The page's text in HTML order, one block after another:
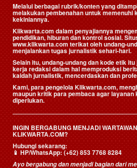
Melalui berbagai rubrik/konten yang
melakukan pembenahan untuk memenuhi
kekiniannya.
Klikwarta.com dalam penyajiannya
pendidikan, hiburan dan kontrol sosial.
www.klikwarta.com terikat oleh undang-
menjalankan tugas jurnalistik sehari-hari.
Selain itu, undang-undang dan kode etik
kerja redaksi dalam hal memproduksi
kaidah jurnalistik, mencerdaskan dan
Kami, para pengelola Klikwarta.com,
maupun kritik para pembaca agar layanan
diperlukan.
INGIN BERGABUNG MENJADI
KLIKWARTA.COM?
Hubungi sekarang:
📱HP/WhatsApp:(+62) 853 7768 8284
Ayo bergabung dan menjadi bagian dari